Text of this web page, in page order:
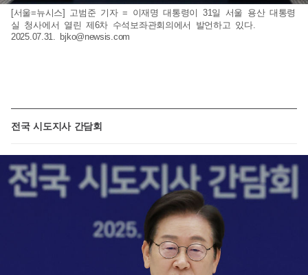
[서울=뉴시스] 고범준 기자 = 이재명 대통령이 31일 서울 용산 대통령
실 청사에서 열린 제6차 수석보좌관회의에서 발언하고 있다.
2025.07.31. bjko@newsis.com
전국 시도지사 간담회